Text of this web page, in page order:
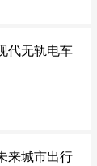
代无轨电车
来城市出行